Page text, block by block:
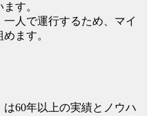
す。
人で運行するため、マイ
ます。
は60年以上の実績とノウハ